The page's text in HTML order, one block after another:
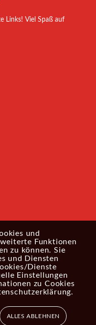
Links! Viel Spaß auf
und
Funktionen
zu können. Sie
und Diensten
Dienste
Einstellungen
zu Cookies
.
ALLES ABLEHNEN